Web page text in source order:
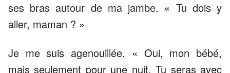
ses bras autour de ma jambe. « Tu dois y
aller, maman ? »
Je me suis agenouillée. « Oui, mon bébé,
mais seulement pour une nuit. Tu seras avec